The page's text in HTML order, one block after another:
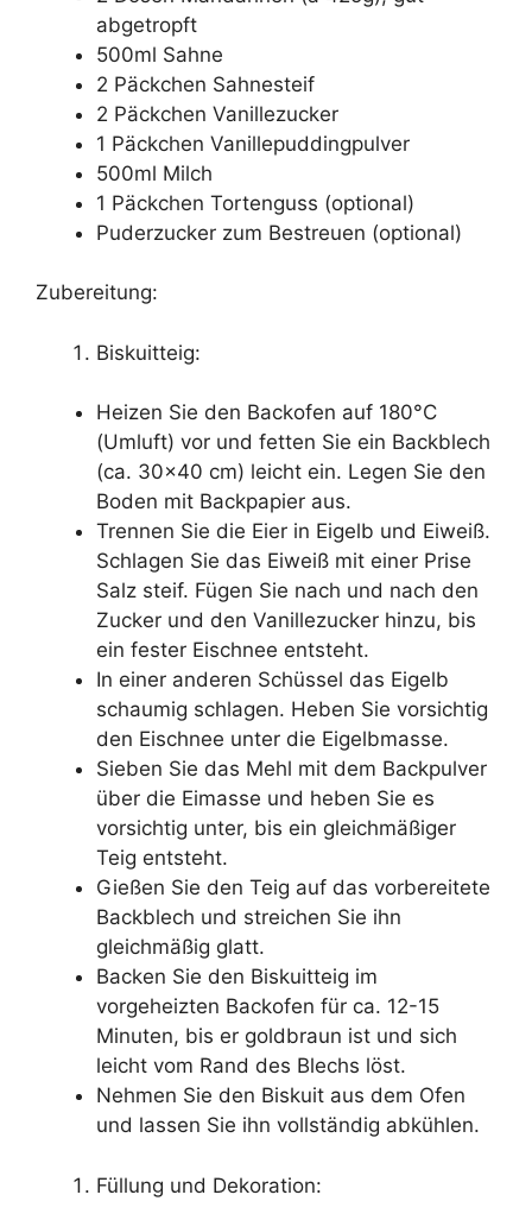
abgetropft
500ml Sahne
2 Päckchen Sahnesteif
2 Päckchen Vanillezucker
1 Päckchen Vanillepuddingpulver
500ml Milch
1 Päckchen Tortenguss (optional)
Puderzucker zum Bestreuen (optional)
Zubereitung:
Biskuitteig:
Heizen Sie den Backofen auf 180°C
(Umluft) vor und fetten Sie ein Backblech
(ca. 30×40 cm) leicht ein. Legen Sie den
Boden mit Backpapier aus.
Trennen Sie die Eier in Eigelb und Eiweiß.
Schlagen Sie das Eiweiß mit einer Prise
Salz steif. Fügen Sie nach und nach den
Zucker und den Vanillezucker hinzu, bis
ein fester Eischnee entsteht.
In einer anderen Schüssel das Eigelb
schaumig schlagen. Heben Sie vorsichtig
den Eischnee unter die Eigelbmasse.
Sieben Sie das Mehl mit dem Backpulver
über die Eimasse und heben Sie es
vorsichtig unter, bis ein gleichmäßiger
Teig entsteht.
Gießen Sie den Teig auf das vorbereitete
Backblech und streichen Sie ihn
gleichmäßig glatt.
Backen Sie den Biskuitteig im
vorgeheizten Backofen für ca. 12-15
Minuten, bis er goldbraun ist und sich
leicht vom Rand des Blechs löst.
Nehmen Sie den Biskuit aus dem Ofen
und lassen Sie ihn vollständig abkühlen.
Füllung und Dekoration: